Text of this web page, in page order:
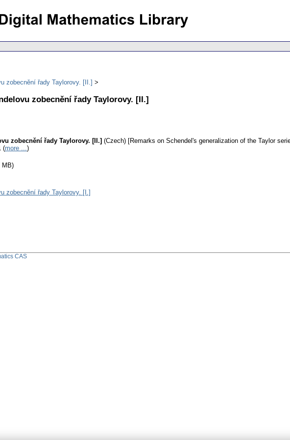
zobecnění řady Taylorovy. [II.]
zobecnění řady Taylorovy. [II.]
zobecnění řady Taylorovy. [II.] (Czech) [Remarks on Schendel's generalization of the Taylor
(more ...)
MB)
zobecnění řady Taylorovy. [I.]
CAS